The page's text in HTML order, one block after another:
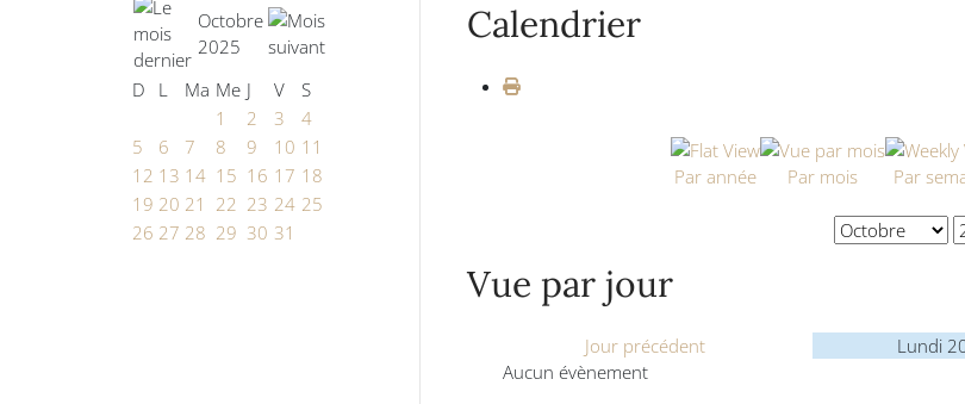
Calendrier
Par année Par mois Par
Vue par jour
Jour précédent Lundi
Aucun évènement
Octobre
2025
D
L Ma Me J V
S
1
2 3
4
5
6 7 8 9 10 11
12 13 14 15 16 17 18
19 20 21 22 23 24 25
26 27 28 29 30 31